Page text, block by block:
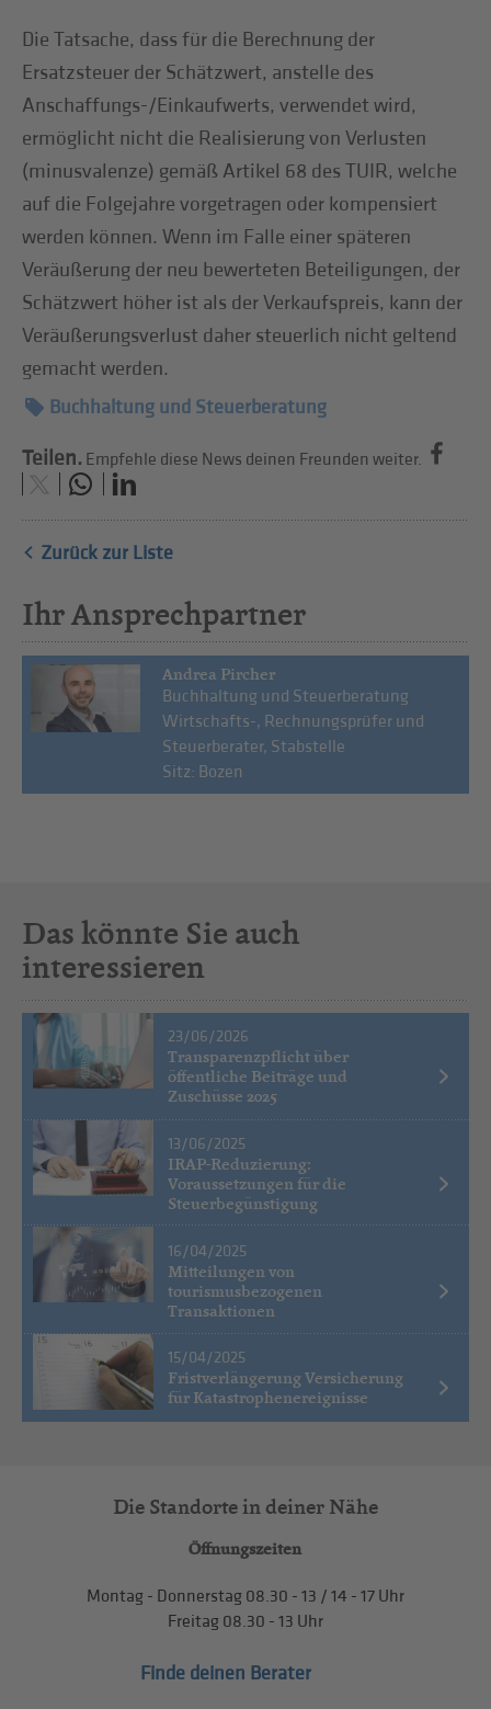
Die Tatsache, dass für die Berechnung der
Ersatzsteuer der Schätzwert, anstelle des
Anschaffungs-/Einkaufwerts, verwendet wird,
ermöglicht nicht die Realisierung von Verlusten
(minusvalenze) gemäß Artikel 68 des TUIR, welche
auf die Folgejahre vorgetragen oder kompensiert
werden können. Wenn im Falle einer späteren
Veräußerung der neu bewerteten Beteiligungen, der
Schätzwert höher ist als der Verkaufspreis, kann der
Veräußerungsverlust daher steuerlich nicht geltend
gemacht werden.
Buchhaltung und Steuerberatung
Teilen. Empfehle diese News deinen Freunden weiter.
Zurück zur Liste
Ihr Ansprechpartner
Andrea Pircher
Buchhaltung und Steuerberatung
Wirtschafts-, Rechnungsprüfer und
Steuerberater, Stabstelle
Sitz: Bozen
Das könnte Sie auch
interessieren
23/06/2026
Transparenzpflicht über
öffentliche Beiträge und
Zuschüsse 2025
13/06/2025
IRAP-Reduzierung:
Voraussetzungen für die
Steuerbegünstigung
16/04/2025
Mitteilungen von
tourismusbezogenen
Transaktionen
15/04/2025
Fristverlängerung Versicherung
für Katastrophenereignisse
Die Standorte in deiner Nähe
Öffnungszeiten
Montag - Donnerstag 08.30 - 13 / 14 - 17 Uhr
Freitag 08.30 - 13 Uhr
Finde deinen Berater